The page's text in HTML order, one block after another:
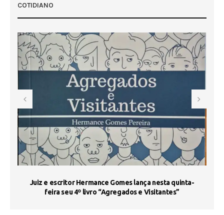
COTIDIANO
Juiz e escritor Hermance Gomes lança nesta quinta-
feira seu 4º livro “Agregados e Visitantes”